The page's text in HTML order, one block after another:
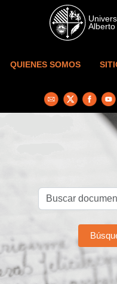
Skip to main content
QUIENES SOMOS